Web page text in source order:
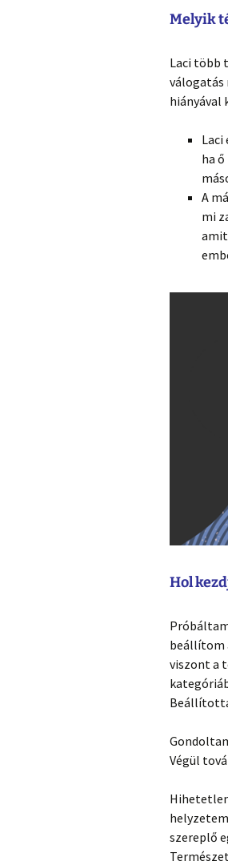
Melyik
Laci több
válogatás
ha
A
mi
amit
Hol
beállítom
viszont a
Végül
szereplő